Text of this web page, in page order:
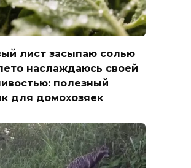
лист засыпаю солью
наслаждаюсь своей
полезный
для домохозяек